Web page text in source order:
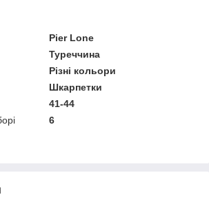
Pier Lone
Туреччина
Різні кольори
Шкарпетки
41-44
6